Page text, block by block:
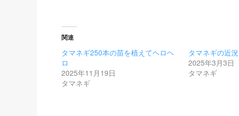
関連
タマネギ250本の苗を植えてヘロヘ
ロ
2025年11月19日
タマネギ
タマネギの近況
2025年3月3日
タマネギ